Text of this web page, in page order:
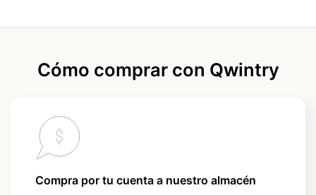
Cómo comprar con Qwintry
Compra por tu cuenta a nuestro almacén